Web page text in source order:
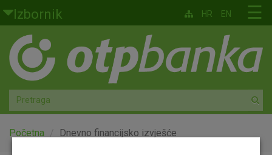
Skoči na glavni sadržaj
Izbornik
Građani
Privatno bankarstvo
Agro
Mala poduzeća i obrtnici
☰
HR EN
Početna Dnevno financijsko izvješće